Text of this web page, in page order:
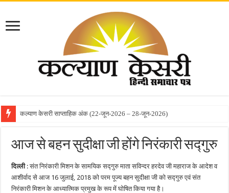
कल्याण केसरी साप्ताहिक अंक (22-जून-2026 – 28-जून-2026)
आज से बहन सुदीक्षा जी होंगे निरंकारी सद्गुरु
दिल्ली: संत निरंकारी मिशन के सामयिक सद्गुरु माता सविन्दर हरदेव जी महाराज के आदेश व
आशीर्वाद से आज 16 जुलाई, 2018 को परम पूज्य बहन सुदीक्षा जी को सद्गुरु एवं संत
निरंकारी मिशन के आध्यात्मिक प्रमुख के रूप में घोषित किया गया है।